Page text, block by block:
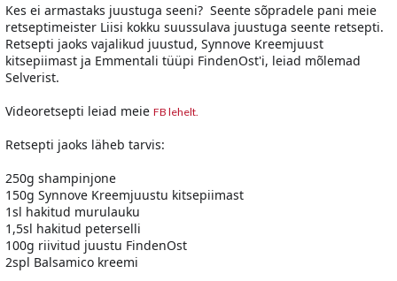
Kes ei armastaks juustuga seeni? Seente sõpradele pani meie
retseptimeister Liisi kokku suussulava juustuga seente retsepti.
Retsepti jaoks vajalikud juustud, Synnove Kreemjuust
kitsepiimast ja Emmentali tüüpi FindenOst'i, leiad mõlemad
Selverist.
Videoretsepti leiad meie FB lehelt.
Retsepti jaoks läheb tarvis:
250g shampinjone
150g Synnove Kreemjuustu kitsepiimast
1sl hakitud murulauku
1,5sl hakitud peterselli
100g riivitud juustu FindenOst
2spl Balsamico kreemi